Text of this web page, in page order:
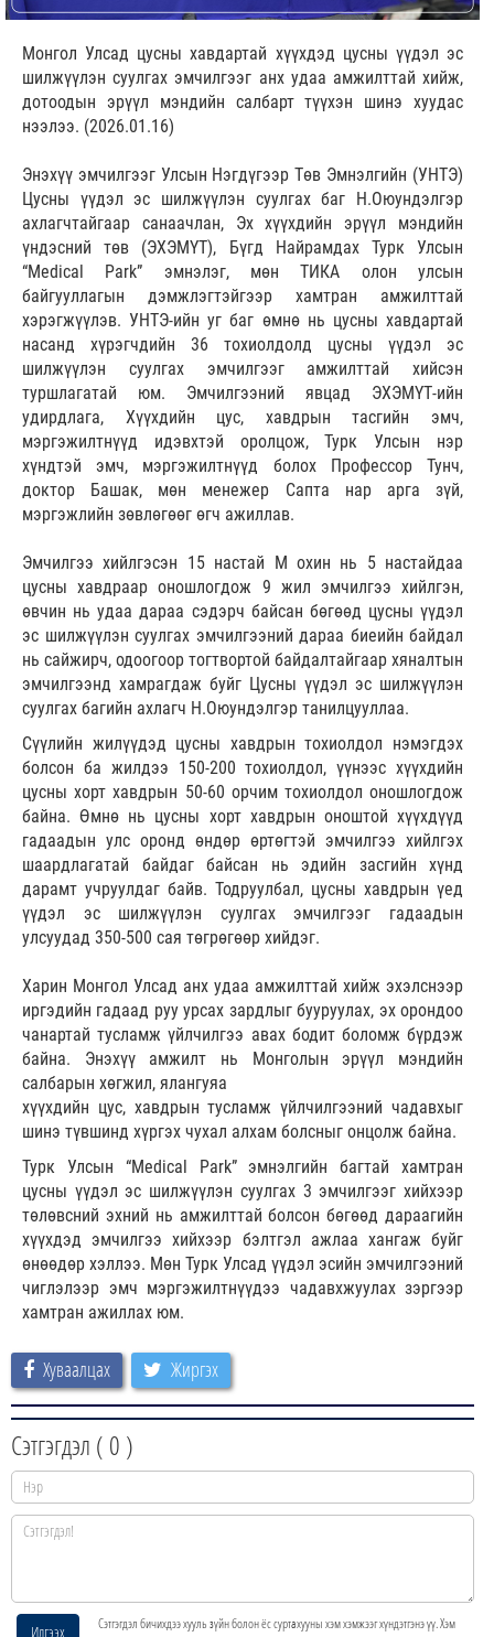
Монгол Улсад цусны хавдартай хүүхдэд цусны үүдэл эс
шилжүүлэн суулгах эмчилгээг анх удаа амжилттай хийж,
дотоодын эрүүл мэндийн салбарт түүхэн шинэ хуудас
нээлээ. (2026.01.16)
Энэхүү эмчилгээг Улсын Нэгдүгээр Төв Эмнэлгийн (УНТЭ)
Цусны үүдэл эс шилжүүлэн суулгах баг Н.Оюундэлгэр
ахлагчтайгаар санаачлан, Эх хүүхдийн эрүүл мэндийн
үндэсний төв (ЭХЭМҮТ), Бүгд Найрамдах Турк Улсын
“Medical Park” эмнэлэг, мөн ТИКА олон улсын
байгууллагын дэмжлэгтэйгээр хамтран амжилттай
хэрэгжүүлэв. УНТЭ-ийн уг баг өмнө нь цусны хавдартай
насанд хүрэгчдийн 36 тохиолдолд цусны үүдэл эс
шилжүүлэн суулгах эмчилгээг амжилттай хийсэн
туршлагатай юм. Эмчилгээний явцад ЭХЭМҮТ-ийн
удирдлага, Хүүхдийн цус, хавдрын тасгийн эмч,
мэргэжилтнүүд идэвхтэй оролцож, Турк Улсын нэр
хүндтэй эмч, мэргэжилтнүүд болох Профессор Тунч,
доктор Башак, мөн менежер Сапта нар арга зүй,
мэргэжлийн зөвлөгөөг өгч ажиллав.
Эмчилгээ хийлгэсэн 15 настай М охин нь 5 настайдаа
цусны хавдраар оношлогдож 9 жил эмчилгээ хийлгэн,
өвчин нь удаа дараа сэдэрч байсан бөгөөд цусны үүдэл
эс шилжүүлэн суулгах эмчилгээний дараа биеийн байдал
нь сайжирч, одоогоор тогтвортой байдалтайгаар хяналтын
эмчилгээнд хамрагдаж буйг Цусны үүдэл эс шилжүүлэн
суулгах багийн ахлагч Н.Оюундэлгэр танилцууллаа.
Сүүлийн жилүүдэд цусны хавдрын тохиолдол нэмэгдэх
болсон ба жилдээ 150-200 тохиолдол, үүнээс хүүхдийн
цусны хорт хавдрын 50-60 орчим тохиолдол оношлогдож
байна. Өмнө нь цусны хорт хавдрын оноштой хүүхдүүд
гадаадын улс оронд өндөр өртөгтэй эмчилгээ хийлгэх
шаардлагатай байдаг байсан нь эдийн засгийн хүнд
дарамт учруулдаг байв. Тодруулбал, цусны хавдрын үед
үүдэл эс шилжүүлэн суулгах эмчилгээг гадаадын
улсуудад 350-500 сая төгрөгөөр хийдэг.
Харин Монгол Улсад анх удаа амжилттай хийж эхэлснээр
иргэдийн гадаад руу урсах зардлыг бууруулах, эх орондоо
чанартай тусламж үйлчилгээ авах бодит боломж бүрдэж
байна. Энэхүү амжилт нь Монголын эрүүл мэндийн
салбарын хөгжил, ялангуяа
хүүхдийн цус, хавдрын тусламж үйлчилгээний чадавхыг
шинэ түвшинд хүргэх чухал алхам болсныг онцолж байна.
Турк Улсын “Medical Park” эмнэлгийн багтай хамтран
цусны үүдэл эс шилжүүлэн суулгах 3 эмчилгээг хийхээр
төлөвсний эхний нь амжилттай болсон бөгөөд дараагийн
хүүхдэд эмчилгээ хийхээр бэлтгэл ажлаа хангаж буйг
өнөөдөр хэллээ. Мөн Турк Улсад үүдэл эсийн эмчилгээний
чиглэлээр эмч мэргэжилтнүүдээ чадавхжуулах зэргээр
хамтран ажиллах юм.
Хуваалцах Жиргэх
Сэтгэгдэл ( 0 )
Илгээх
Сэтгэгдэл бичихдээ хууль зүйн болон ёс суртахууны хэм хэмжээг хүндэтгэнэ үү. Хэм